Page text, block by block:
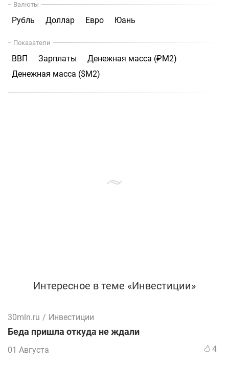
Валюты
Рубль Доллар Евро Юань
Показатели
ВВП Зарплаты
Денежная масса (₽М2)
Денежная масса ($М2)
Интересное в теме «Инвестиции»
30mln.ru / Инвестиции
Беда пришла откуда не ждали
01 Августа 4